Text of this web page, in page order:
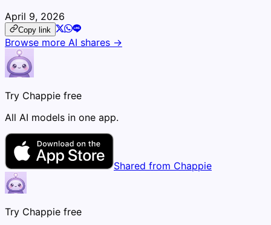
April 9, 2026
Copy link
Browse more AI shares →
Try Chappie free
All AI models in one app.
Shared from Chappie
Try Chappie free